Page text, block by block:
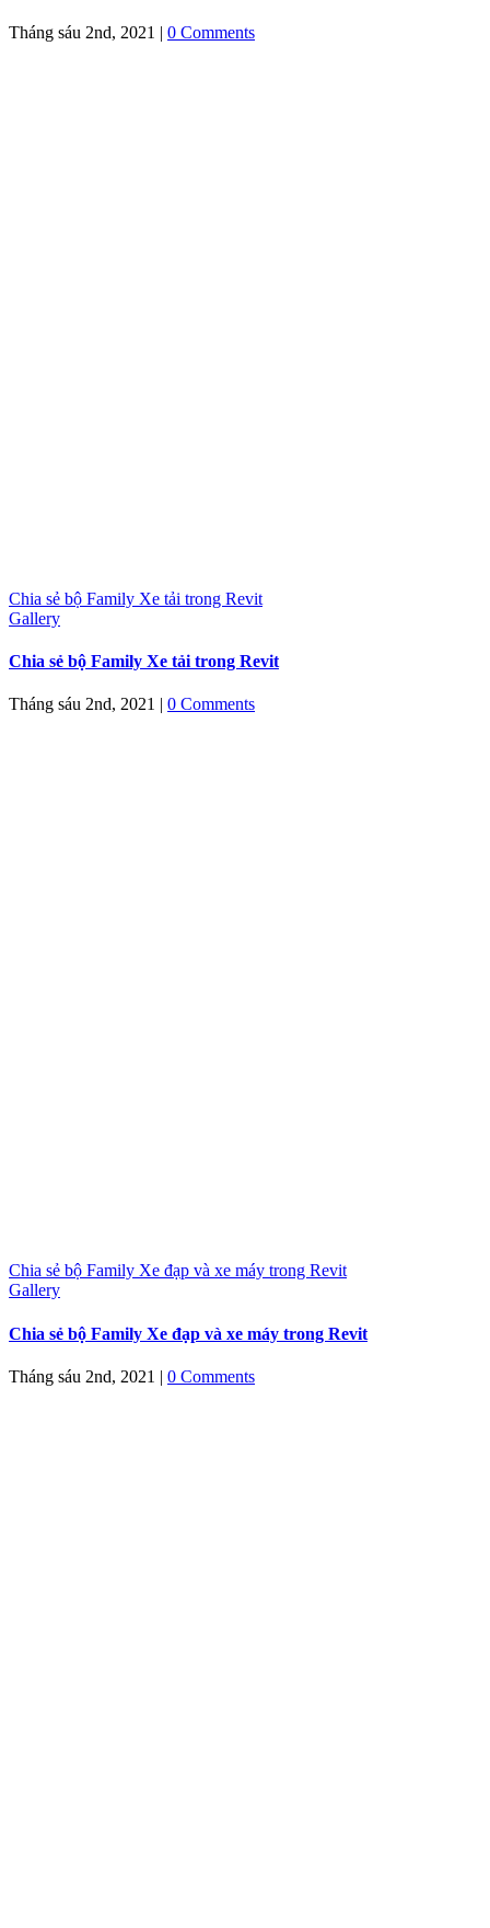
Tháng sáu 2nd, 2021 | 0 Comments
Chia sẻ bộ Family Xe tải trong Revit
Gallery
Chia sẻ bộ Family Xe tải trong Revit
Tháng sáu 2nd, 2021 | 0 Comments
Chia sẻ bộ Family Xe đạp và xe máy trong Revit
Gallery
Chia sẻ bộ Family Xe đạp và xe máy trong Revit
Tháng sáu 2nd, 2021 | 0 Comments